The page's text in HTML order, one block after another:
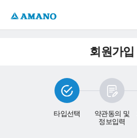
회원가입
타입선택
약관동의 및
정보입력